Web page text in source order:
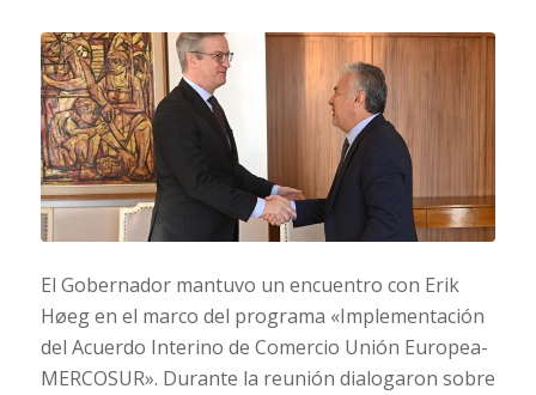
El Gobernador mantuvo un encuentro con Erik
Høeg en el marco del programa «Implementación
del Acuerdo Interino de Comercio Unión Europea-
MERCOSUR». Durante la reunión dialogaron sobre